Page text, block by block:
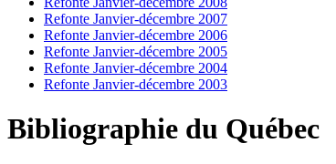
Refonte Janvier-décembre 2007
Refonte Janvier-décembre 2006
Refonte Janvier-décembre 2005
Refonte Janvier-décembre 2004
Refonte Janvier-décembre 2003
Bibliographie du Québec